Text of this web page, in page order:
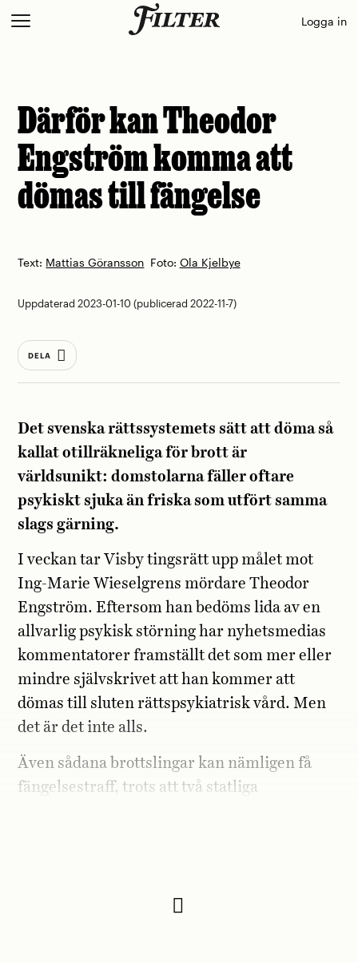
Skip
Logga in
Därför kan Theodor
Engström komma att
dömas till fängelse
Text: Mattias Göransson Foto: Ola Kjelbye
Uppdaterad 2023-01-10 (publicerad 2022-11-7)
DELA
Det svenska rättssystemets sätt att döma så
kallat otillräkneliga för brott är
världsunikt: domstolarna fäller oftare
psykiskt sjuka än friska som utfört samma
slags gärning.
I veckan tar Visby tingsrätt upp målet mot
Ing-Marie Wieselgrens mördare Theodor
Engström. Eftersom han bedöms lida av en
allvarlig psykisk störning har nyhetsmedias
kommentatorer framställt det som mer eller
mindre självskrivet att han kommer att
dömas till sluten rättspsykiatrisk vård. Men
det är det inte alls.
Även sådana brottslingar kan nämligen få
fängelsestraff, trots att två statliga